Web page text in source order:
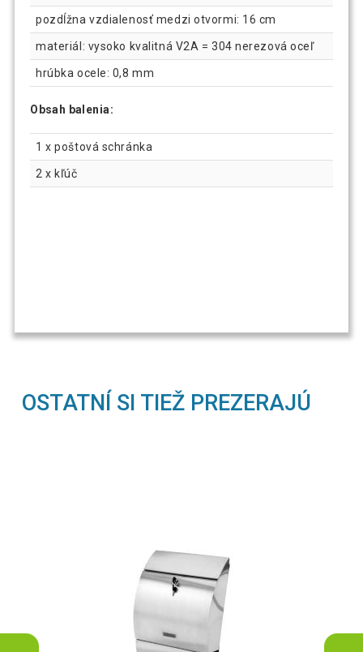
pozdĺžna vzdialenosť medzi otvormi: 16 cm
materiál: vysoko kvalitná V2A = 304 nerezová oceľ
hrúbka ocele: 0,8 mm
Obsah balenia:
1 x poštová schránka
2 x kľúč
OSTATNÍ SI TIEŽ PREZERAJÚ